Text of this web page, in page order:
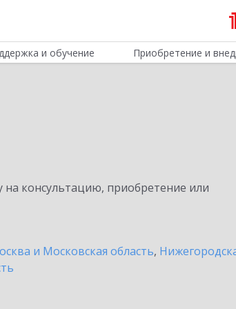
и обучение Приобретение и
консультацию, приобретение или
и Московская область,